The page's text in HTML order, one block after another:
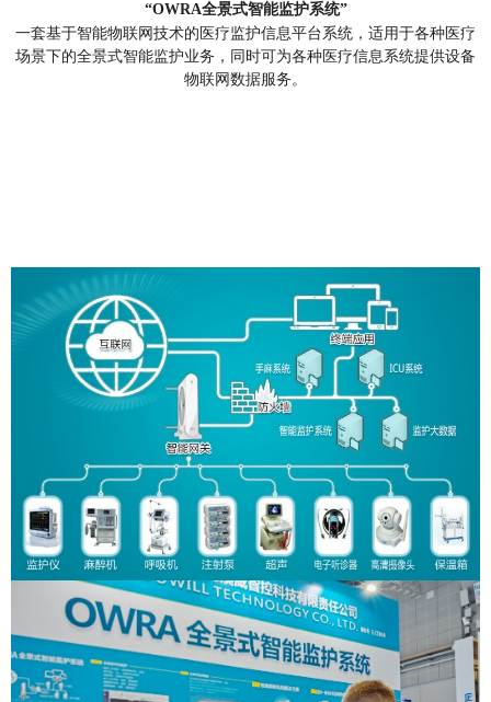
“OWRA全景式智能监护系统”
一套基于智能物联网技术的医疗监护信息平台系统，适用于各种医疗
场景下的全景式智能监护业务，同时可为各种医疗信息系统提供设备
物联网数据服务。